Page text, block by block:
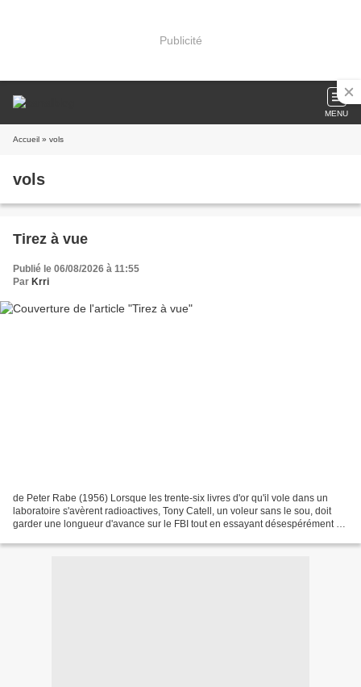
Publicité
MENU
Accueil » vols
vols
Tirez à vue
Publié le 06/08/2026 à 11:55
Par Krri
de Peter Rabe (1956) Lorsque les trente-six livres d'or qu'il vole dans un
laboratoire s'avèrent radioactives, Tony Catell, un voleur sans le sou, doit
garder une longueur d'avance sur le FBI tout en essayant désespérément de